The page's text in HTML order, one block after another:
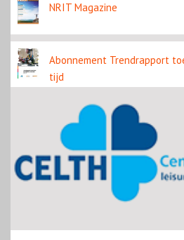
NRIT Magazine
Abonnement Trendrapport
tijd